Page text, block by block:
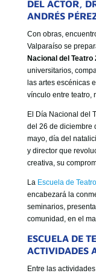
DEL ACTOR,
ANDRÉS
Con obras,
Valparaíso se
Nacional del Teatro
universitarios,
las artes escénicas
vínculo entre teatro,
El Día Nacional del
del 26 de diciembre
mayo, día del
y director que
creativa, su
La Escuela de
encabezará la
seminarios,
comunidad, en el
ESCUELA DE
ACTIVIDADES
Entre las